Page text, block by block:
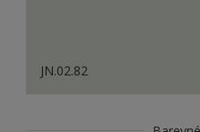
JN.02.82